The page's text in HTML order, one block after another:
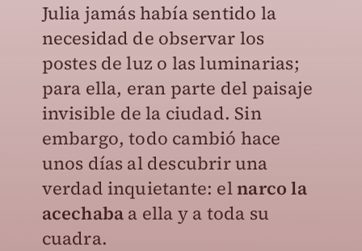
Julia jamás había sentido la
necesidad de observar los
postes de luz o las luminarias;
para ella, eran parte del paisaje
invisible de la ciudad. Sin
embargo, todo cambió hace
unos días al descubrir una
verdad inquietante: elnarco la
acechaba a ella y a toda su
cuadra.